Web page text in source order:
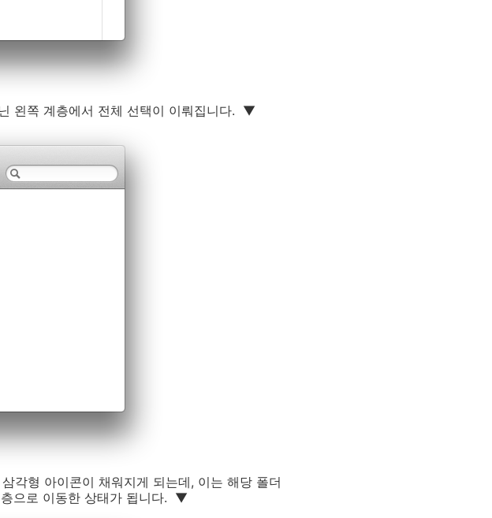
왼쪽 계층에서 전체 선택이 이뤄집니다. ▼
각형 아이콘이 채워지게 되는데, 이는 해당 폴더
으로 이동한 상태가 됩니다. ▼